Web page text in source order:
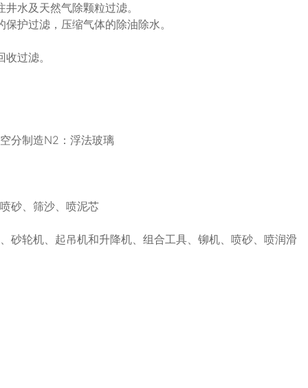
水及天然气除颗粒过滤。
护过滤，压缩气体的除油除水。
过滤。
分制造N2：浮法玻璃
砂、筛沙、喷泥芯
砂轮机、起吊机和升降机、组合工具、铆机、喷砂、喷润滑